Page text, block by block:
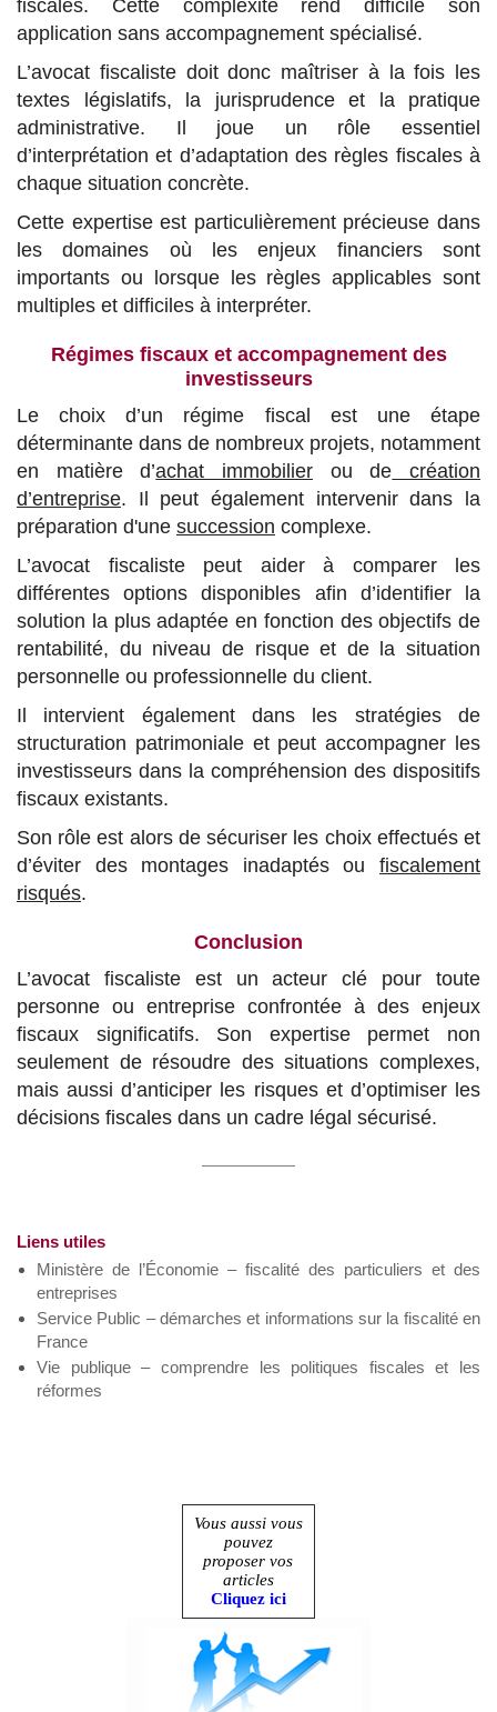
fiscales. Cette complexité rend difficile son
application sans accompagnement spécialisé.
L’avocat fiscaliste doit donc maîtriser à la fois les
textes législatifs, la jurisprudence et la pratique
administrative. Il joue un rôle essentiel
d’interprétation et d’adaptation des règles fiscales à
chaque situation concrète.
Cette expertise est particulièrement précieuse dans
les domaines où les enjeux financiers sont
importants ou lorsque les règles applicables sont
multiples et difficiles à interpréter.
Régimes fiscaux et accompagnement des
investisseurs
Le choix d’un régime fiscal est une étape
déterminante dans de nombreux projets, notamment
en matière d’achat immobilier ou de création
d’entreprise. Il peut également intervenir dans la
préparation d'une succession complexe.
L’avocat fiscaliste peut aider à comparer les
différentes options disponibles afin d’identifier la
solution la plus adaptée en fonction des objectifs de
rentabilité, du niveau de risque et de la situation
personnelle ou professionnelle du client.
Il intervient également dans les stratégies de
structuration patrimoniale et peut accompagner les
investisseurs dans la compréhension des dispositifs
fiscaux existants.
Son rôle est alors de sécuriser les choix effectués et
d’éviter des montages inadaptés ou fiscalement
risqués.
Conclusion
L’avocat fiscaliste est un acteur clé pour toute
personne ou entreprise confrontée à des enjeux
fiscaux significatifs. Son expertise permet non
seulement de résoudre des situations complexes,
mais aussi d’anticiper les risques et d’optimiser les
décisions fiscales dans un cadre légal sécurisé.
Liens utiles
Ministère de l’Économie – fiscalité des particuliers et des
entreprises
Service Public – démarches et informations sur la fiscalité en
France
Vie publique – comprendre les politiques fiscales et les
réformes
Vous aussi vous
pouvez
proposer vos
articles
Cliquez ici